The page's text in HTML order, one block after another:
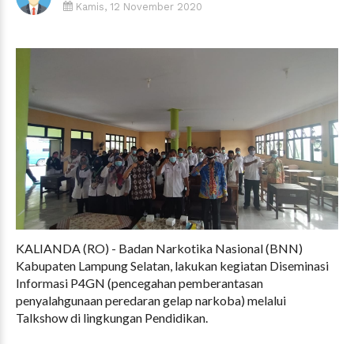
Kamis, 12 November 2020
KALIANDA (RO) - Badan Narkotika Nasional (BNN)
Kabupaten Lampung Selatan, lakukan kegiatan Diseminasi
Informasi P4GN (pencegahan pemberantasan
penyalahgunaan peredaran gelap narkoba) melalui
Talkshow di lingkungan Pendidikan.